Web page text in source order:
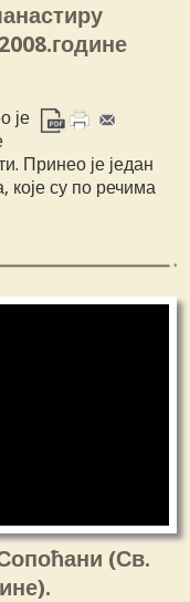
је
Принео је један
које су по речима
(Св.